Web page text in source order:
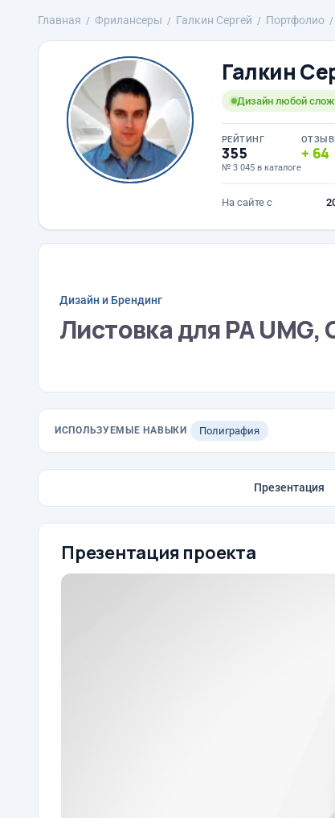
Главная Фрилансеры Галкин Сергей Портфолио
Галкин
Дизайн любой
РЕЙТИНГ
355
№ 3 045 в каталоге
64
На сайте с
Дизайн и Брендинг
Листовка для РА
ИСПОЛЬЗУЕМЫЕ НАВЫКИ Полиграфия
Презентация
Презентация проекта